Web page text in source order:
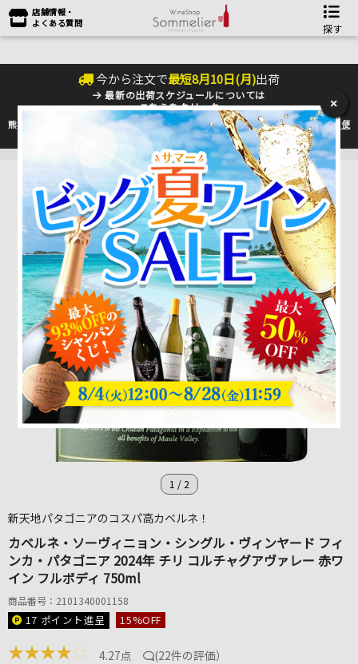
店舗情報・
よくある質問
探す
今から注文で最短8月10日(月)出荷
最新の出荷スケジュールについては
こちらをクリック
熊本地震の影響により九州への配送に遅れが生じております。最新情報は佐川急便
のHP
をご確認下さい。
1 / 2
新天地パタゴニアのコスパ高カベルネ！
カベルネ・ソーヴィニョン・シングル・ヴィンヤード フィ
ンカ・パタゴニア 2024年 チリ コルチャグアヴァレー 赤ワ
イン フルボディ 750ml
商品番号：2101340001158
17 ポイント進呈 15%OFF
★★★★☆ 4.27点 (22件の評価）
×